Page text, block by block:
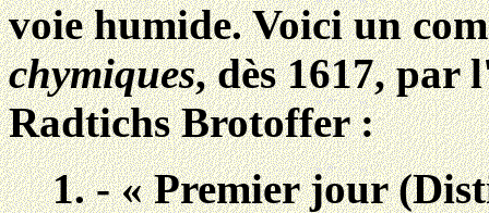
voie humide. Voici un
chymiques, dès 1617, par
Radtichs Brotoffer :
1. - « Premier jour